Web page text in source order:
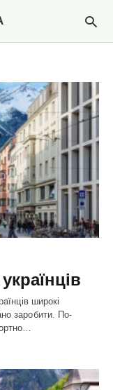
широкі
заробити. По-